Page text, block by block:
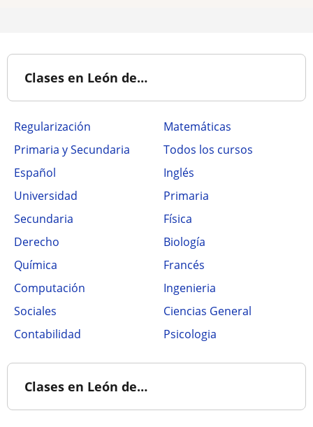
Clases en León de…
Regularización
Matemáticas
Primaria y Secundaria
Todos los cursos
Español
Inglés
Universidad
Primaria
Secundaria
Física
Derecho
Biología
Química
Francés
Computación
Ingenieria
Sociales
Ciencias General
Contabilidad
Psicologia
Clases en León de…